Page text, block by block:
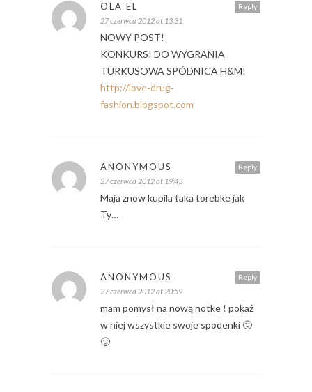
Reply
OLA EL
27 czerwca 2012 at 13:31
NOWY POST!
KONKURS! DO WYGRANIA
TURKUSOWA SPÓDNICA H&M!
http://love-drug-
fashion.blogspot.com
Reply
ANONYMOUS
27 czerwca 2012 at 19:43
Maja znow kupila taka torebke jak
Ty…
Reply
ANONYMOUS
27 czerwca 2012 at 20:59
mam pomysł na nową notke ! pokaż
w niej wszystkie swoje spodenki 🙂
🙂